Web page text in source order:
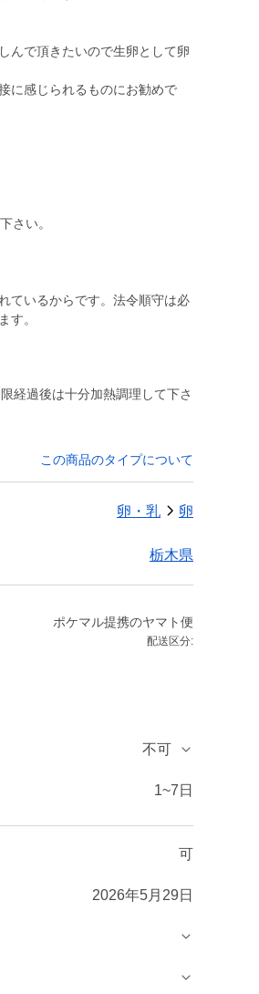
んで頂きたいので生卵として卵
に感じられるものにお勧めで
さい。
ているからです。法令順守は必
経過後は十分加熱調理して下さ
この商品のタイプについて
卵・乳 卵
栃木県
ポケマル提携のヤマト便
配送区分:
不可
1~7日
可
2026年5月29日